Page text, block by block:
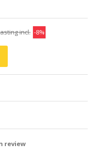
incl. -8%
review